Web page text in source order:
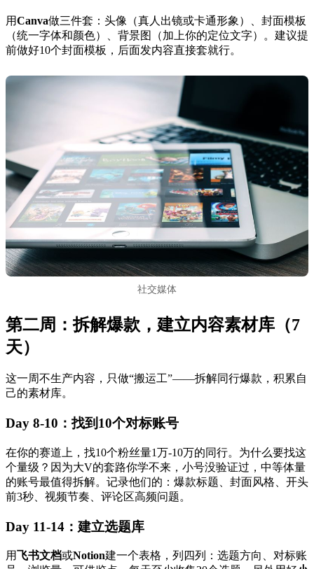
用Canva做三件套：头像（真人出镜或卡通形象）、封面模板
（统一字体和颜色）、背景图（加上你的定位文字）。建议提
前做好10个封面模板，后面发内容直接套就行。
社交媒体
第二周：拆解爆款，建立内容素材库（7
天）
这一周不生产内容，只做“搬运工”——拆解同行爆款，积累自
己的素材库。
Day 8-10：找到10个对标账号
在你的赛道上，找10个粉丝量1万-10万的同行。为什么要找这
个量级？因为大V的套路你学不来，小号没验证过，中等体量
的账号最值得拆解。记录他们的：爆款标题、封面风格、开头
前3秒、视频节奏、评论区高频问题。
Day 11-14：建立选题库
用飞书文档或Notion建一个表格，列四列：选题方向、对标账